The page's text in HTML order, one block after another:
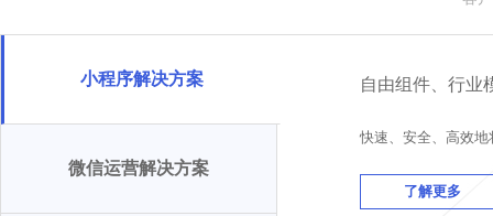
小程序解决方案
微信运营解决方案
自由组件、行业
快速、安全、高效
了解更多